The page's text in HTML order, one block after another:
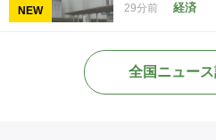
NEW 29分前 経済
全国ニュー